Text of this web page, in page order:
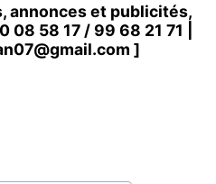
annonces et publicités,
08 58 17 / 99 68 21 71
]